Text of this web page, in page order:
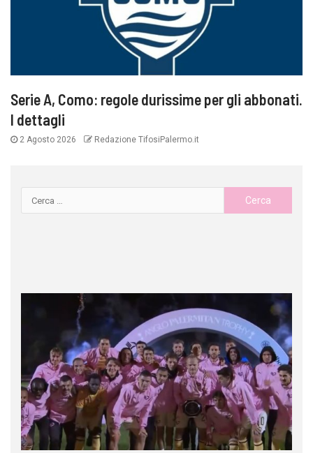
Serie A, Como: regole durissime per gli abbonati.
I dettagli
2 Agosto 2026 Redazione TifosiPalermo.it